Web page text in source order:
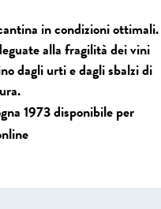
in condizioni ottimali.
alla fragilità dei vini
dagli urti e dagli sbalzi di
1973 disponibile per